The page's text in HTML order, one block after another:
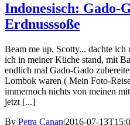
Indonesisch: Gado-
Erdnusssoße
Beam me up, Scotty... dachte
ich in meiner Küche stand, mit
endlich mal Gado-Gado
Lombok waren ( Mein Foto-
immernoch nichts von meinen
jetzt [...]
By Petra Canan|2016-07-